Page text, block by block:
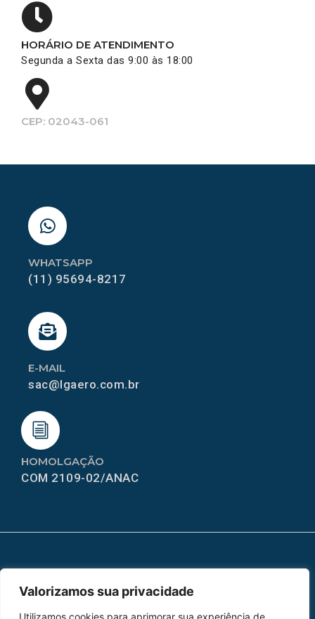
Valorizamos sua privacidade
Utilizamos cookies para aprimorar sua experiência de
HORÁRIO DE ATENDIMENTO
Segunda a Sexta das 9:00 às 18:00
CEP: 02043-061
HOMOLGAÇÃO
COM 2109-02/ANAC
E-MAIL
sac@lgaero.com.br
WHATSAPP
(11) 95694-8217
Home